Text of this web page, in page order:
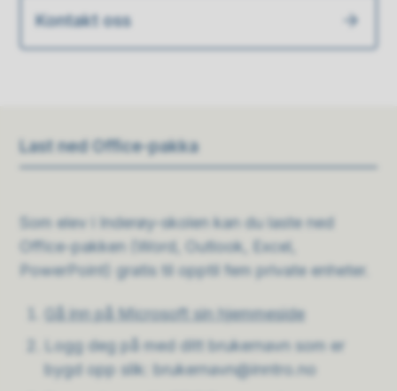
Kontakt oss
Last ned Office-pakka
Som elev i Inderøy-skolen kan du laste ned
Office-pakken (Word, Outlook, Excel,
PowerPoint) gratis til opptil fem private enheter.
Gå inn på Microsoft sin hjemmeside
Logg deg på med ditt brukernavn som er
bygd opp slik: brukernavn@inntro.no